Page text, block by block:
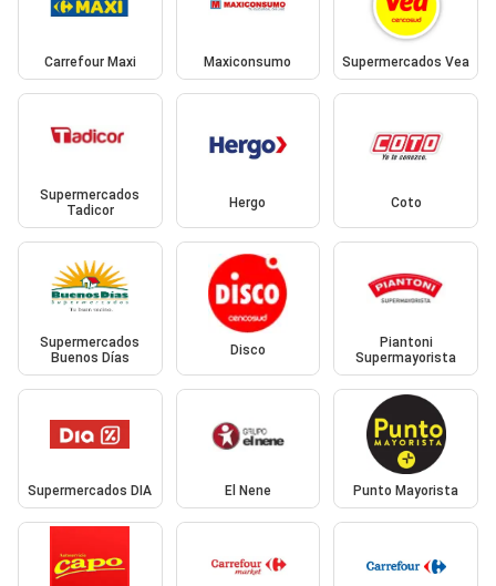
Carrefour Maxi Maxiconsumo Supermercados Vea
Supermercados
Tadicor
Hergo Coto
Supermercados
Buenos Días
Disco
Piantoni
Supermayorista
Supermercados DIA El Nene Punto Mayorista